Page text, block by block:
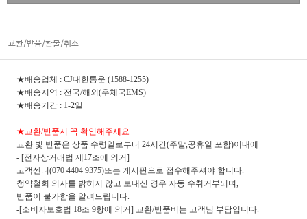
교환/반품/환불/취소
★배송업체 : CJ대한통운 (1588-1255)
★배송지역 : 전국/해외(우체국EMS)
★배송기간 : 1-2일
★교환/반품시 꼭 확인해주세요
교환 빛 반품은 상품 수령일로부터 24시간(주말,공휴일 포함)이내에
- [전자상거래법 제17조에 의거]
고객센터(070 4404 9375)또는 게시판으로 접수해주셔야 합니다.
청약철회 의사를 밝히지 않고 보내신 경우 자동 수취거부되며,
반품이 불가함을 알려드립니다.
-[소비자보호법 18조 9항에 의거] 교환/반품비는 고객님 부담입니다.